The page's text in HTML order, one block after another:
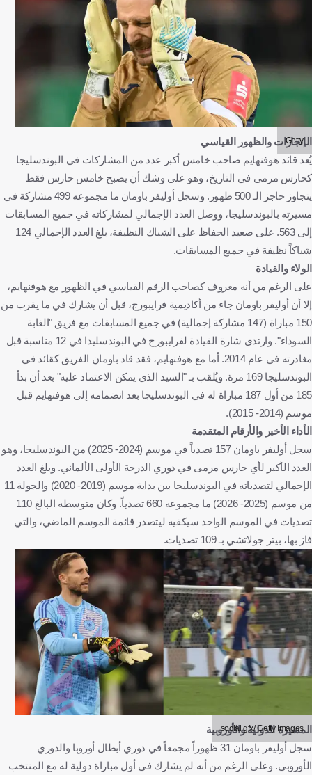
Getty
الإنجازات والظهور القياسي
يُعد قائد هوفنهايم صاحب خامس أكبر عدد من المشاركات في البوندسليجا
كحارس مرمى في التاريخ، وهو على وشك أن يصبح خامس حارس فقط
يتجاوز حاجز الـ 500 ظهور. وسجل أوليفر باومان ما مجموعه 499 مشاركة في
مسيرته بالبوندسليجا، ووصل العدد الإجمالي لمشاركاته في جميع المسابقات
إلى 563. على صعيد الحفاظ على الشباك النظيفة، بلغ العدد الإجمالي 124
شباكاً نظيفة في جميع المسابقات.
الولاء والقيادة
على الرغم من أنه معروف كصاحب الرقم القياسي في الظهور مع هوفنهايم،
إلا أن أوليفر باومان جاء من أكاديمية فرايبورج، قبل أن يشارك في ما يقرب من
150 مباراة (147 مشاركة إجمالية) في جميع المسابقات مع فريق "الغابة
السوداء". وارتدى شارة القيادة لفرايبورج في البوندسليدا في 12 مناسبة قبل
مغادرته في عام 2014. أما مع هوفنهايم، فقد قاد باومان الفريق كقائد في
البوندسليجا 169 مرة. ويُلقب بـ "السيد الذي يمكن الاعتماد عليه" بعد أن بدأ
185 من أول 187 مباراة له في البوندسليجا بعد انضمامه إلى هوفنهايم قبل
موسم (2014- 2015).
الأداء الأخير والأرقام المتقدمة
سجل أوليفر باومان 157 تصدياً في موسم (2024- 2025) من البوندسليجا، وهو
العدد الأكبر لأي حارس مرمى في دوري الدرجة الأولى الألماني. وبلغ العدد
الإجمالي لتصدياته في البوندسليجا بين بداية موسم (2019- 2020) والجولة 11
من موسم (2025- 2026) ما مجموعه 660 تصدياً. وكان متوسطه البالغ 110
تصديات في الموسم الواحد سيكفيه ليتصدر قائمة الموسم الماضي، والتي
فاز بها، بيتر جولاتشي بـ 109 تصديات.
social gfx/ Getty Images
المسيرة الدولية والأوروبية
سجل أوليفر باومان 31 ظهوراً مجمعاً في دوري أبطال أوروبا والدوري
الأوروبي. وعلى الرغم من أنه لم يشارك في أول مباراة دولية له مع المنتخب